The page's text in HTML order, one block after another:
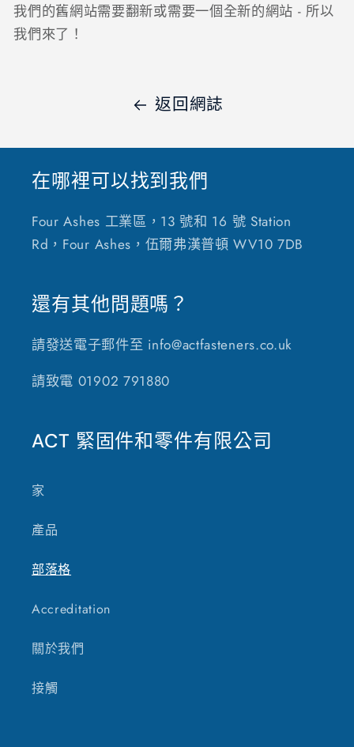
我們的舊網站需要翻新或需要一個全新的網站 - 所以
我們來了！
返回網誌
在哪裡可以找到我們
Four Ashes 工業區，13 號和 16 號 Station
Rd，Four Ashes，伍爾弗漢普頓 WV10 7DB
還有其他問題嗎？
請發送電子郵件至 info@actfasteners.co.uk
請致電 01902 791880
ACT 緊固件和零件有限公司
家
產品
部落格
Accreditation
關於我們
接觸